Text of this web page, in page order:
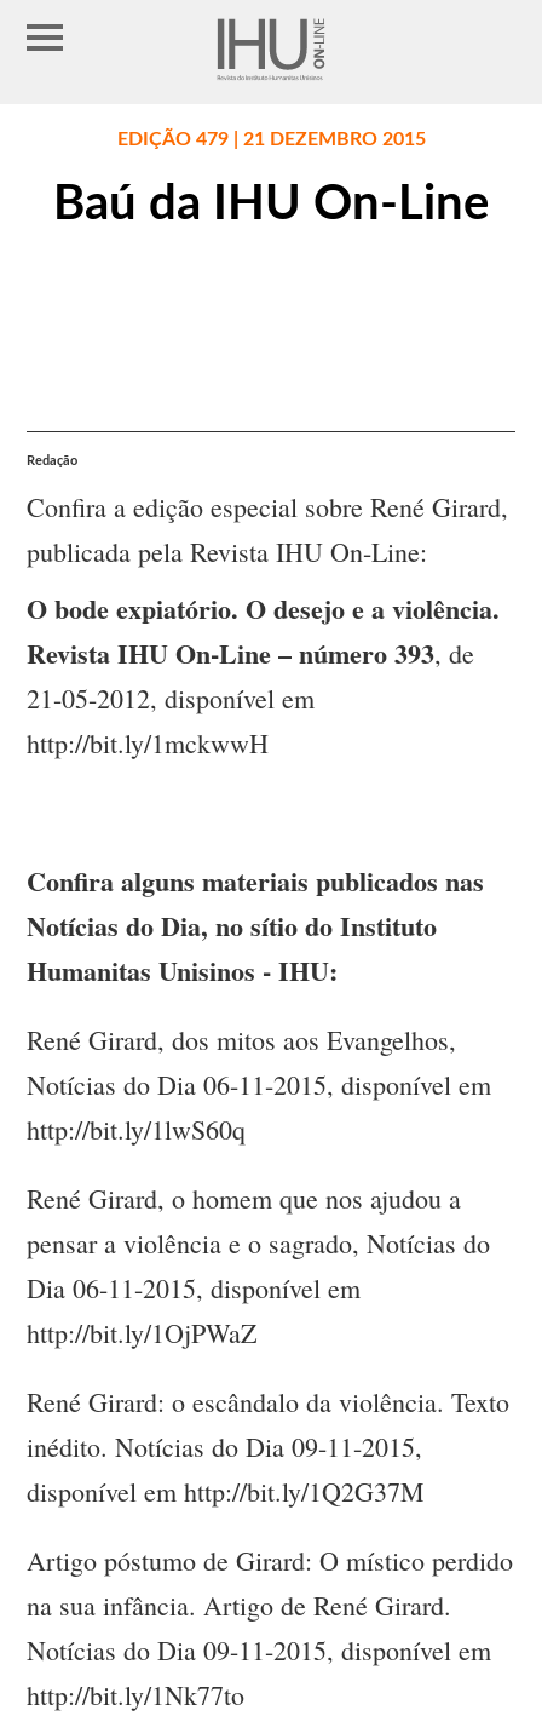
EDIÇÃO 479 | 21 DEZEMBRO 2015
Baú da IHU On-Line
Redação
Confira a edição especial sobre René Girard,
publicada pela Revista IHU On-Line:
O bode expiatório. O desejo e a violência.
Revista IHU On-Line – número 393, de
21-05-2012, disponível em
http://bit.ly/1mckwwH
Confira alguns materiais publicados nas
Notícias do Dia, no sítio do Instituto
Humanitas Unisinos - IHU:
René Girard, dos mitos aos Evangelhos,
Notícias do Dia 06-11-2015, disponível em
http://bit.ly/1lwS60q
René Girard, o homem que nos ajudou a
pensar a violência e o sagrado, Notícias do
Dia 06-11-2015, disponível em
http://bit.ly/1OjPWaZ
René Girard: o escândalo da violência. Texto
inédito. Notícias do Dia 09-11-2015,
disponível em http://bit.ly/1Q2G37M
Artigo póstumo de Girard: O místico perdido
na sua infância. Artigo de René Girard.
Notícias do Dia 09-11-2015, disponível em
http://bit.ly/1Nk77to